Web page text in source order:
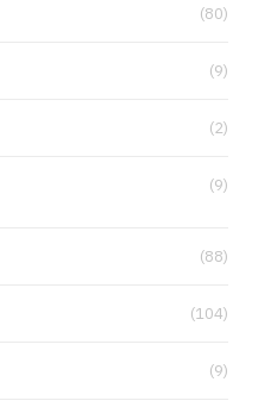
(80)
(9)
(2)
(9)
(88)
(104)
(9)